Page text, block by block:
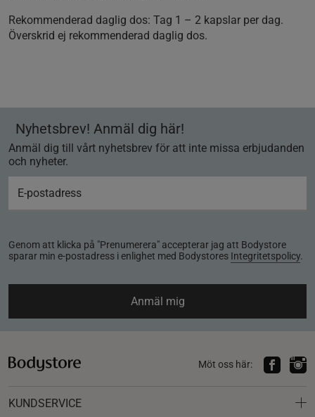
Rekommenderad daglig dos: Tag 1 – 2 kapslar per dag.
Överskrid ej rekommenderad daglig dos.
Nyhetsbrev! Anmäl dig här!
Anmäl dig till vårt nyhetsbrev för att inte missa erbjudanden
och nyheter.
Genom att klicka på "Prenumerera" accepterar jag att Bodystore
sparar min e-postadress i enlighet med Bodystores Integritetspolicy.
Anmäl mig
Möt oss här:
KUNDSERVICE